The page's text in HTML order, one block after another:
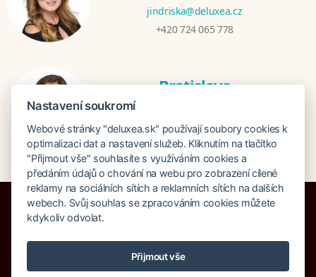
jindriska@deluxea.cz
+420 724 065 778
Bratislava
+421 948 759 074
Poistenie proti úpadku 1 505 000 EUR
Nastavení soukromí
Webové stránky "deluxea.sk" používají soubory cookies k
optimalizaci dat a nastavení služeb. Kliknutím na tlačítko
"Přijmout vše" souhlasíte s využíváním cookies a
předáním údajů o chování na webu pro zobrazení cílené
reklamy na sociálních sítích a reklamních sítích na dalších
webech. Svůj souhlas se zpracováním cookies můžete
kdykoliv odvolat.
Přijmout vše